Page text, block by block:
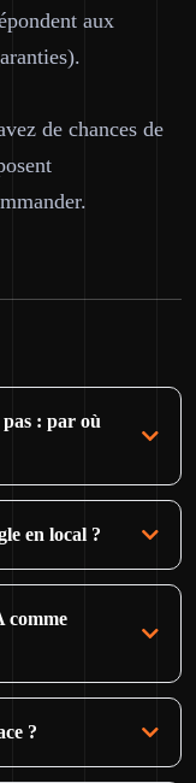
aux
de chances de
: par où
en local ?
comme
?